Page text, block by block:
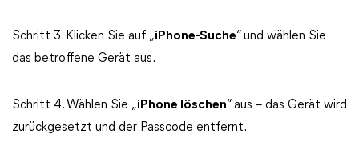
Schritt 3. Klicken Sie auf „iPhone-Suche“ und wählen Sie
das betroffene Gerät aus.
Schritt 4. Wählen Sie „iPhone löschen“ aus – das Gerät wird
zurückgesetzt und der Passcode entfernt.